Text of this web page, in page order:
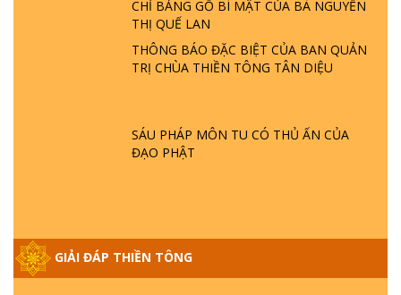
CHỈ BẢNG GỖ BÍ MẬT CỦA BÀ NGUYỄN
THỊ QUẾ LAN
THÔNG BÁO ĐẶC BIỆT CỦA BAN QUẢN
TRỊ CHÙA THIỀN TÔNG TÂN DIỆU
SÁU PHÁP MÔN TU CÓ THỦ ẤN CỦA
ĐẠO PHẬT
GIẢI ĐÁP THIỀN TÔNG
SAO TRÁI ĐẤT NHIỀU THIÊN TAI - LŨ LỤT
- HỎA HOẠN | TTTD
GIẢI ĐÁP THIỀN TÔNG ĐẶC BIỆT P21 - TẠI
GIẢI ĐÁP VỀ LỄ TIỄN THIỀN TÔNG SƯ
GIẢI ĐÁP THIỀN TÔNG ĐẶC BIỆT PHẦN 20
- BÁC NGUYỄN NHÂN LÀ AI? PHIỀN NÃO
DO ĐÂU MÀ CÓ?